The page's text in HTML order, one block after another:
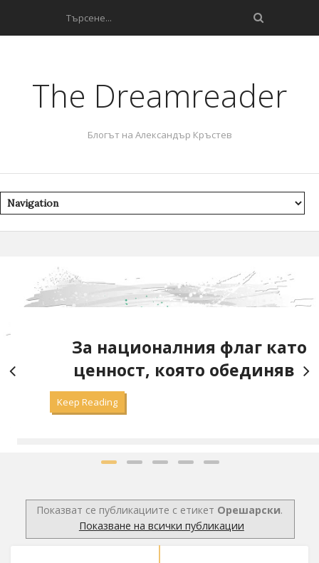
The Dreamreader
Блогът на Александър Кръстев
флаг като
която обединява
Показват се публикациите с етикет Орешарски.
Показване на всички публикации